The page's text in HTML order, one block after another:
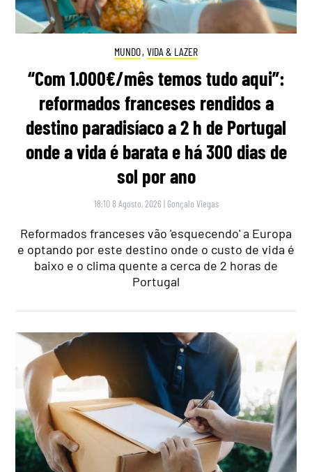
MUNDO, VIDA & LAZER
“Com 1.000€/mês temos tudo aqui”:
reformados franceses rendidos a
destino paradisíaco a 2 h de Portugal
onde a vida é barata e há 300 dias de
sol por ano
18:10 8 Agosto, 2026 | Gonçalo Viegas
Reformados franceses vão 'esquecendo' a Europa
e optando por este destino onde o custo de vida é
baixo e o clima quente a cerca de 2 horas de
Portugal